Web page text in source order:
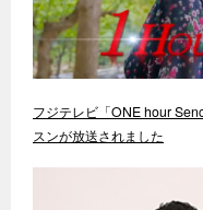
フジテレビ「ONE hour
スンが放送されました